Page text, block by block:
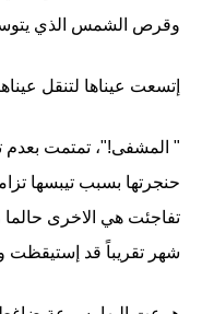
وقرص الشمس الذي
إتسعت عيناها لتنقل
" المشفى!"، تمتمت
حنجرتها بسبب تيبسها
تفاجئت هي الاخرى حالما
شهر تقريباً قد إستيقظت